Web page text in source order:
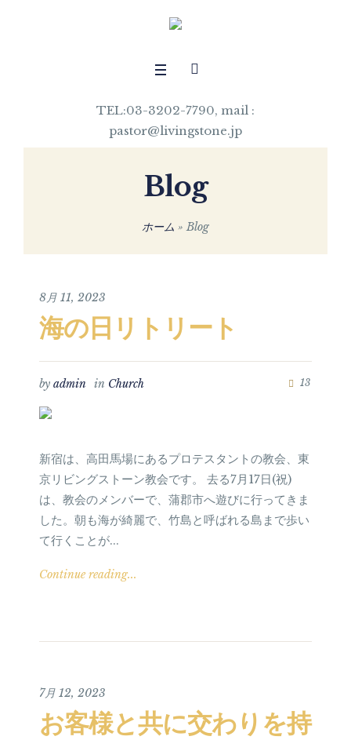
TEL:03-3202-7790, mail :
pastor@livingstone.jp
Blog
ホーム »Blog
8月 11, 2023
海の日リトリート
by admin in Church 13
新宿は、高田馬場にあるプロテスタントの教会、東
京リビングストーン教会です。 去る7月17日(祝)
は、教会のメンバーで、蒲郡市へ遊びに行ってきま
した。朝も海が綺麗で、竹島と呼ばれる島まで歩い
て行くことが...
Continue reading...
7月 12, 2023
お客様と共に交わりを持